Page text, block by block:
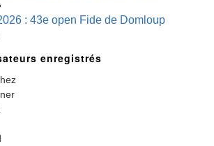
: 43e open Fide de Domloup
enregistrés